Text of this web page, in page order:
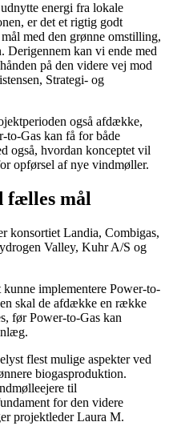
energi fra lokale
er det et rigtig godt
med den grønne omstilling,
Derigennem kan vi ende med
på den videre vej mod
Strategi- og
også afdække,
Gas kan få for både
også, hvordan konceptet vil
opførsel af nye vindmøller.
fælles mål
konsortiet Landia, Combigas,
Valley, Kuhr A/S og
implementere Power-to-
skal de afdække en række
før Power-to-Gas kan
flest mulige aspekter ved
biogasproduktion.
til
for den videre
projektleder Laura M.